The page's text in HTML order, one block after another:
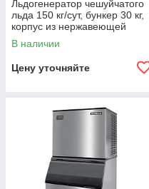
Льдогенератор чешуйчатого
льда 150 кг/сут, бункер 30 кг,
корпус из нержавеющей
стали Koreco AZ150/30MAR
В наличии
Цену уточняйте